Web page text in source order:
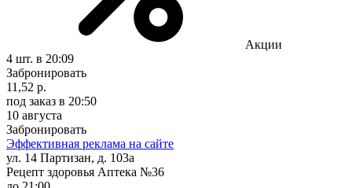
Акции
4 шт. в 20:09
Забронировать
11,52 р.
под заказ в 20:50
10 августа
Забронировать
Эффективная реклама на сайте
ул. 14 Партизан, д. 103а
Рецепт здоровья Аптека №36